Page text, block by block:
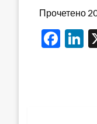
Прочетено